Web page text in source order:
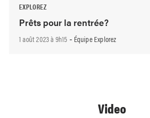
EXPLOREZ
Prêts pour la rentrée?
1 août 2023 à 9h15 - Équipe Explorez
Video